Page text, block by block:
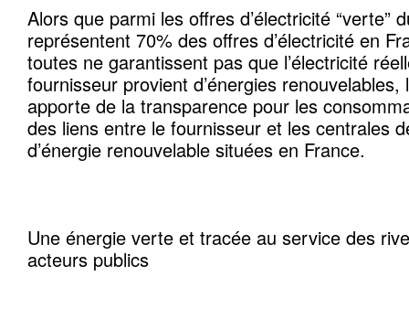
Alors que parmi les offres d’électricité “verte”
représentent 70% des offres d’électricité en
toutes ne garantissent pas que l’électricité
fournisseur provient d’énergies renouvelables,
apporte de la transparence pour les
des liens entre le fournisseur et les centrales
d’énergie renouvelable situées en France.
Une énergie verte et tracée au service des
acteurs publics